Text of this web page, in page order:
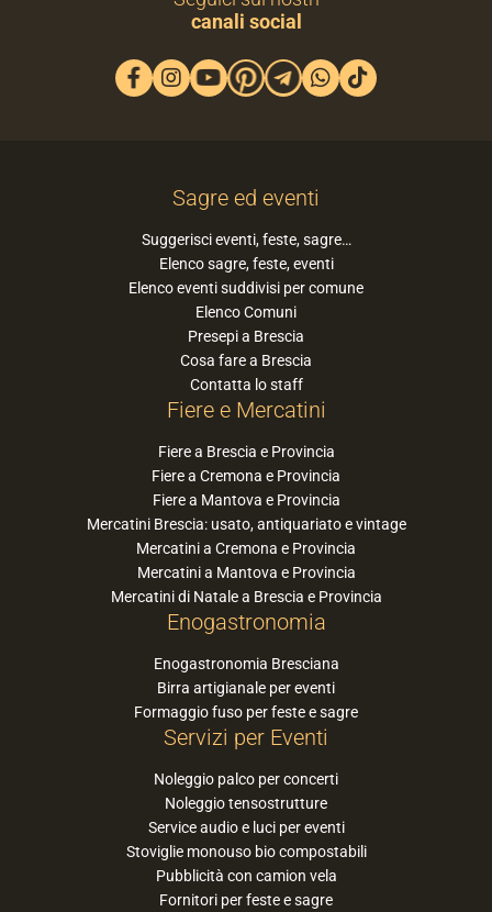
canali social
Sagre ed eventi
Suggerisci eventi, feste, sagre…
Elenco sagre, feste, eventi
Elenco eventi suddivisi per comune
Elenco Comuni
Presepi a Brescia
Cosa fare a Brescia
Contatta lo staff
Fiere e Mercatini
Fiere a Brescia e Provincia
Fiere a Cremona e Provincia
Fiere a Mantova e Provincia
Mercatini Brescia: usato, antiquariato e vintage
Mercatini a Cremona e Provincia
Mercatini a Mantova e Provincia
Mercatini di Natale a Brescia e Provincia
Enogastronomia
Enogastronomia Bresciana
Birra artigianale per eventi
Formaggio fuso per feste e sagre
Servizi per Eventi
Noleggio palco per concerti
Noleggio tensostrutture
Service audio e luci per eventi
Stoviglie monouso bio compostabili
Pubblicità con camion vela
Fornitori per feste e sagre